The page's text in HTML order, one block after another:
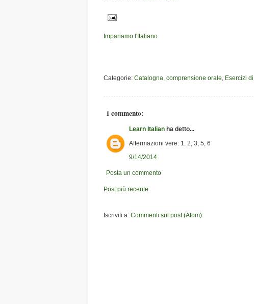
Impariamo l'Italiano
Categorie: Catalogna, comprensione orale, Esercizi
1 commento:
Learn Italian ha detto...
Affermazioni vere: 1, 2, 3, 5, 6
9/14/2014
Posta un commento
Post più recente
Iscriviti a: Commenti sul post (Atom)